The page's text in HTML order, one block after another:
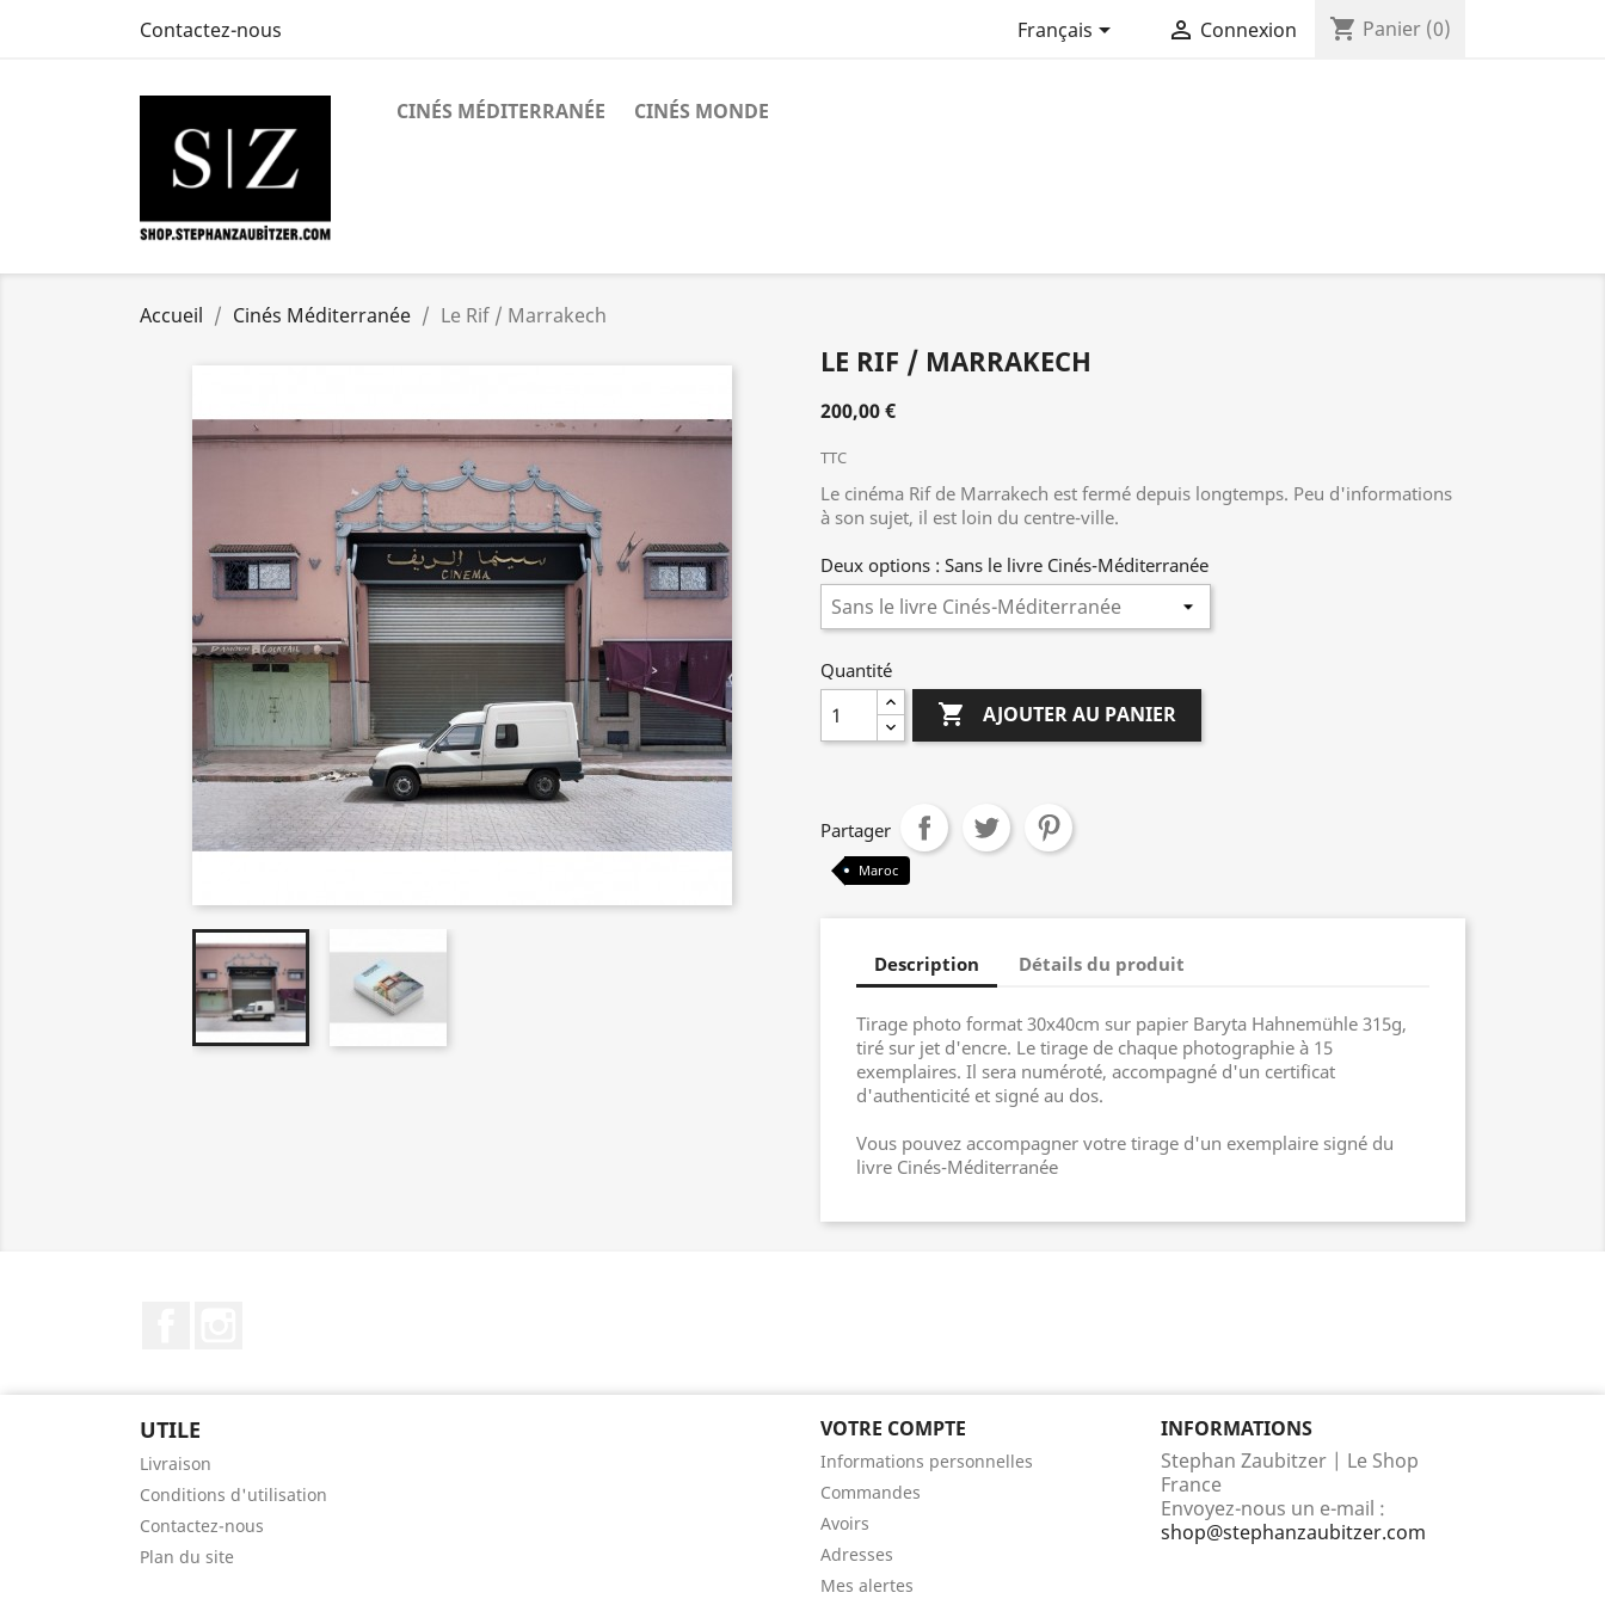
Contactez-nous Français  Connexion shopping_cart Panier (0)
CINÉS MÉDITERRANÉE CINÉS MONDE
Accueil Cinés Méditerranée Le Rif / Marrakech
LE RIF / MARRAKECH
200,00 €
TTC
Le cinéma Rif de Marrakech est fermé depuis longtemps. Peu d'informations
à son sujet, il est loin du centre-ville.
Deux options : Sans le livre Cinés-Méditerranée
Quantité
 AJOUTER AU PANIER
Partager
Maroc
Description Détails du produit
Tirage photo format 30x40cm sur papier Baryta Hahnemühle 315g,
tiré sur jet d'encre. Le tirage de chaque photographie à 15
exemplaires. Il sera numéroté, accompagné d'un certificat
d'authenticité et signé au dos.
Vous pouvez accompagner votre tirage d'un exemplaire signé du
livre Cinés-Méditerranée
UTILE
Livraison
Conditions d'utilisation
Contactez-nous
Plan du site
VOTRE COMPTE
Informations personnelles
Commandes
Avoirs
Adresses
Mes alertes
INFORMATIONS
Stephan Zaubitzer | Le Shop
France
Envoyez-nous un e-mail :
shop@stephanzaubitzer.com